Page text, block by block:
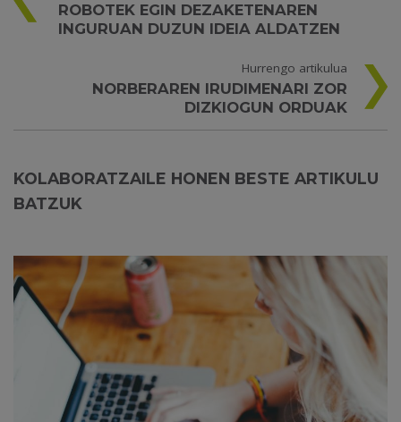
ROBOTEK EGIN DEZAKETENAREN
INGURUAN DUZUN IDEIA ALDATZEN
Hurrengo artikulua
NORBERAREN IRUDIMENARI ZOR
DIZKIOGUN ORDUAK
KOLABORATZAILE HONEN BESTE ARTIKULU
BATZUK